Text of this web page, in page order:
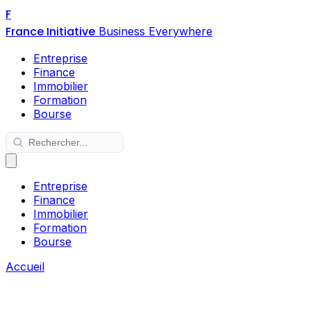
F
France Initiative Business Everywhere
Entreprise
Finance
Immobilier
Formation
Bourse
Entreprise
Finance
Immobilier
Formation
Bourse
Accueil